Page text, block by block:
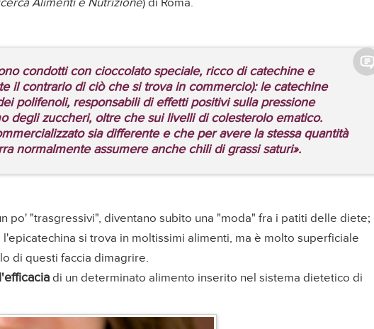
Alimenti e Nutrizione) di Roma.
condotti con cioccolato speciale, ricco di catechine e
il contrario di ciò che si trova in commercio): le catechine
polifenoli, responsabili di effetti positivi sulla pressione
degli zuccheri, oltre che sui livelli di colesterolo ematico.
sia differente e che per avere la stessa quantità
normalmente assumere anche chili di grassi saturi».
po' "trasgressivi", diventano subito una "moda" fra i patiti delle diete;
si trova in moltissimi alimenti, ma è molto superficiale
di questi faccia dimagrire.
di un determinato alimento inserito nel sistema dietetico di